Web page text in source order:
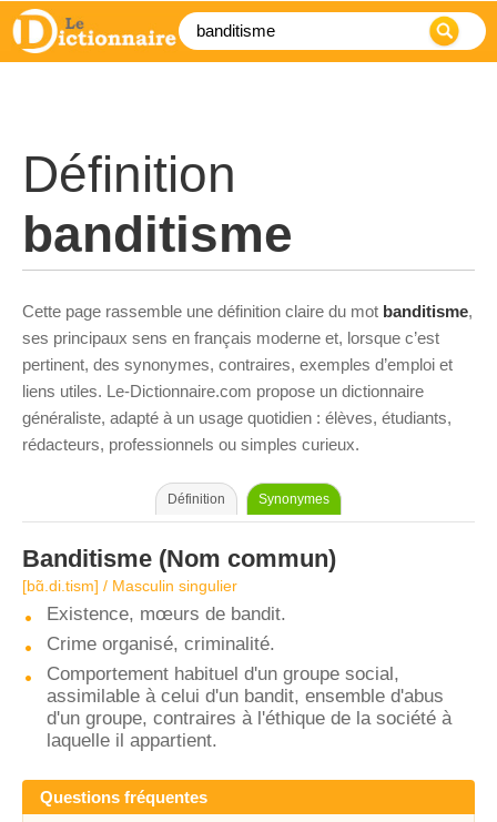
Définition
banditisme
Cette page rassemble une définition claire du mot banditisme,
ses principaux sens en français moderne et, lorsque c’est
pertinent, des synonymes, contraires, exemples d’emploi et
liens utiles. Le-Dictionnaire.com propose un dictionnaire
généraliste, adapté à un usage quotidien : élèves, étudiants,
rédacteurs, professionnels ou simples curieux.
Définition Synonymes
Banditisme (Nom commun)
[bɑ̃.di.tism] / Masculin singulier
Existence, mœurs de bandit.
Crime organisé, criminalité.
Comportement habituel d'un groupe social,
assimilable à celui d'un bandit, ensemble d'abus
d'un groupe, contraires à l'éthique de la société à
laquelle il appartient.
Questions fréquentes